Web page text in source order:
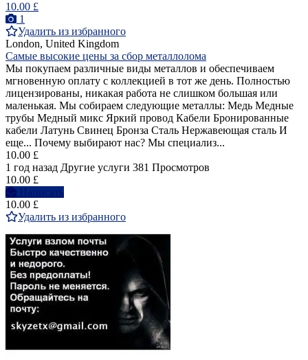
10.00 £
1
Удалить из избранного
London, United Kingdom
Самые высокие цены за сбор металлолома
Мы покупаем различные виды металлов и обеспечиваем
мгновенную оплату с коллекцией в тот же день. Полностью
лицензированы, никакая работа не слишком большая или
маленькая. Мы собираем следующие металлы: Медь Медные
трубы Медный микс Яркий провод Кабели Бронированные
кабели Латунь Свинец Бронза Сталь Нержавеющая сталь И
еще... Почему выбирают нас? Мы специализ...
10.00 £
1 год назад Другие услуги 381 Просмотров
10.00 £
Написать
10.00 £
Удалить из избранного